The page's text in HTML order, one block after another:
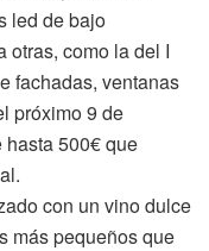
led de bajo
otras, como la del I
fachadas, ventanas
próximo 9 de
hasta 500€ que
con un vino dulce
más pequeños que